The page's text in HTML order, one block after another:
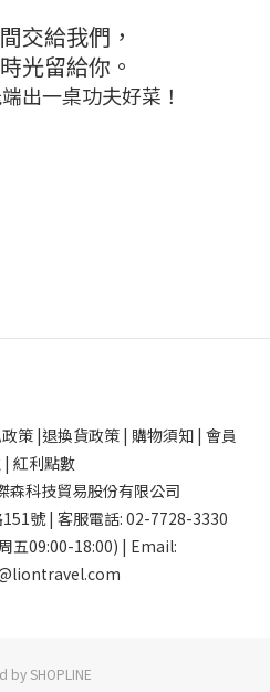
交給我們，
光留給你。
出一桌功夫好菜！
策 |退換貨政策 | 購物須知 | 會員
| 紅利點數
森科技貿易股份有限公司
號 | 客服電話: 02-7728-3330
五09:00-18:00) | Email:
by SHOPLINE